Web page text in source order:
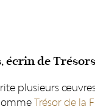
écrin de
plusieurs
Trésor de la